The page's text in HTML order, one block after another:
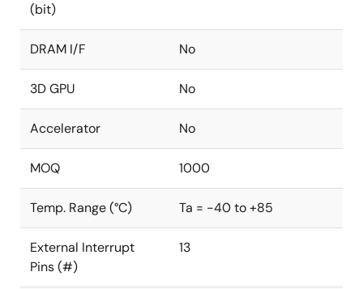
(bit)
DRAM I/F No
3D GPU No
Accelerator No
MOQ 1000
Temp. Range (°C) Ta = -40 to +85
External Interrupt
Pins (#)
13